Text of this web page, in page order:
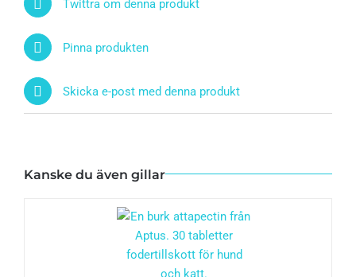
Twittra om denna produkt
Pinna produkten
Skicka e-post med denna produkt
Kanske du även gillar